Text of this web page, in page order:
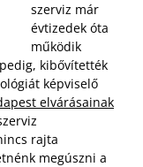
szerviz már
évtizedek óta
működik
kibővítették
képviselő
elvárásainak
rajta
megúszni a